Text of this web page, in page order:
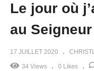
Le jour où
au
17 JUILLET 2020
34 Views 0 Likes